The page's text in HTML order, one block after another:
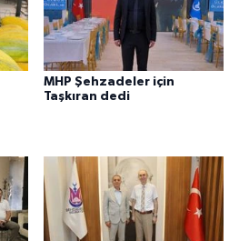
MHP Şehzadeler için
Taşkıran dedi